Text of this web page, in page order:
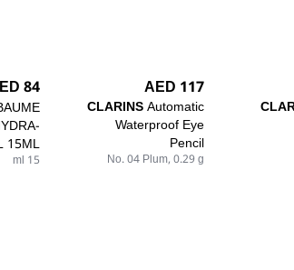
117 AED
CLARINSAutomatic
Waterproof Eye
Pencil
No. 04 Plum, 0.29 g
84 AED
15ML
15 ml